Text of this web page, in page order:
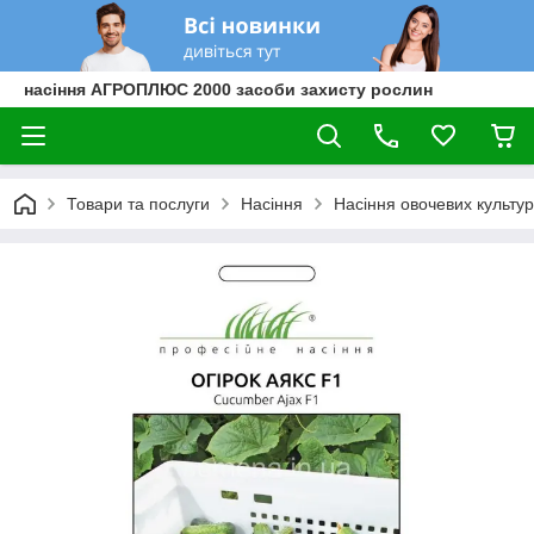
насіння АГРОПЛЮС 2000 засоби захисту рослин
Товари та послуги Насіння Насіння овочевих культур